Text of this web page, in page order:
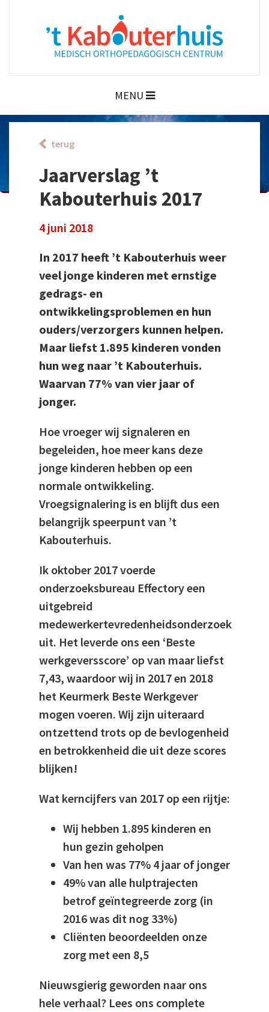
MENU
terug
Jaarverslag ’t
Kabouterhuis 2017
4 juni 2018
In 2017 heeft ’t Kabouterhuis weer
veel jonge kinderen met ernstige
gedrags- en
ontwikkelingsproblemen en hun
ouders/verzorgers kunnen helpen.
Maar liefst 1.895 kinderen vonden
hun weg naar ’t Kabouterhuis.
Waarvan 77% van vier jaar of
jonger.
Hoe vroeger wij signaleren en
begeleiden, hoe meer kans deze
jonge kinderen hebben op een
normale ontwikkeling.
Vroegsignalering is en blijft dus een
belangrijk speerpunt van ’t
Kabouterhuis.
Ik oktober 2017 voerde
onderzoeksbureau Effectory een
uitgebreid
medewerkertevredenheidsonderzoek
uit. Het leverde ons een ‘Beste
werkgeversscore’ op van maar liefst
7,43, waardoor wij in 2017 en 2018
het Keurmerk Beste Werkgever
mogen voeren. Wij zijn uiteraard
ontzettend trots op de bevlogenheid
en betrokkenheid die uit deze scores
blijken!
Wat kerncijfers van 2017 op een rijtje:
Wij hebben 1.895 kinderen en
hun gezin geholpen
Van hen was 77% 4 jaar of jonger
49% van alle hulptrajecten
betrof geïntegreerde zorg (in
2016 was dit nog 33%)
Cliënten beoordeelden onze
zorg met een 8,5
Nieuwsgierig geworden naar ons
hele verhaal? Lees ons complete